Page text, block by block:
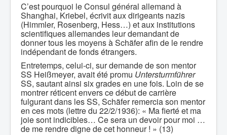
C’est pourquoi le Consul général allemand à
Shanghai, Kriebel, écrivit aux dirigeants nazis
(Himmler, Rosenberg, Hess…) et aux institutions
scientifiques allemandes leur demandant de
donner tous les moyens à Schäfer afin de le rendre
indépendant de fonds étrangers.
Entretemps, celui-ci, sur demande de son mentor
SS Heißmeyer, avait été promu Untersturmführer
SS, sautant ainsi six grades en une fois. Loin de se
montrer réticent envers ce début de carrière
fulgurant dans les SS, Schäfer remercia son mentor
en ces mots (lettre du 22/2/1936): « Ma fierté et ma
joie sont indicibles… Ce sera un devoir pour moi …
de me rendre digne de cet honneur ! » (13)